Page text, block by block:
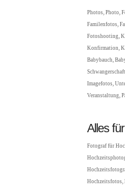
Photos, Photo,
Familenfotos,
Fotoshooting,
Konfirmation,
Babybauch,
Imagefotos,
Veranstaltung,
Alles
Fotograf für
Hochzeitsfotos,